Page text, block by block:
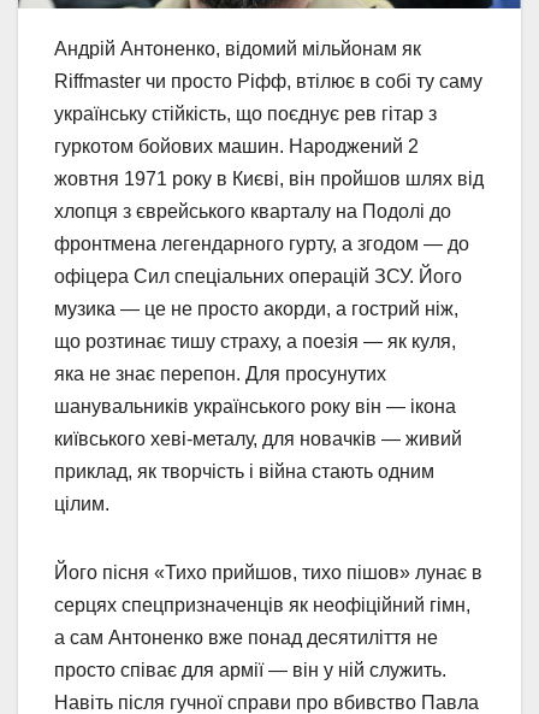
Андрій Антоненко, відомий мільйонам як
Riffmaster чи просто Ріфф, втілює в собі ту саму
українську стійкість, що поєднує рев гітар з
гуркотом бойових машин. Народжений 2
жовтня 1971 року в Києві, він пройшов шлях від
хлопця з єврейського кварталу на Подолі до
фронтмена легендарного гурту, а згодом — до
офіцера Сил спеціальних операцій ЗСУ. Його
музика — це не просто акорди, а гострий ніж,
що розтинає тишу страху, а поезія — як куля,
яка не знає перепон. Для просунутих
шанувальників українського року він — ікона
київського хеві-металу, для новачків — живий
приклад, як творчість і війна стають одним
цілим.
Його пісня «Тихо прийшов, тихо пішов» лунає в
серцях спецпризначенців як неофіційний гімн,
а сам Антоненко вже понад десятиліття не
просто співає для армії — він у ній служить.
Навіть після гучної справи про вбивство Павла